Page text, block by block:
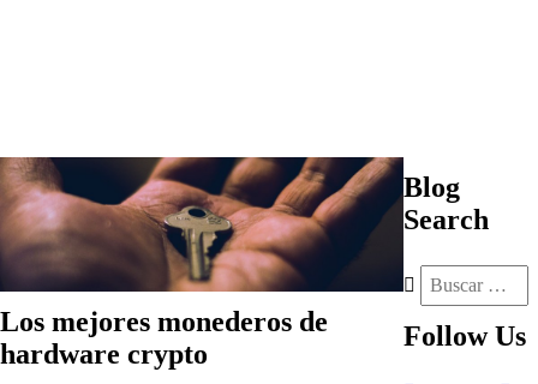
Los mejores monederos de
hardware crypto
Blog
Search
Follow Us